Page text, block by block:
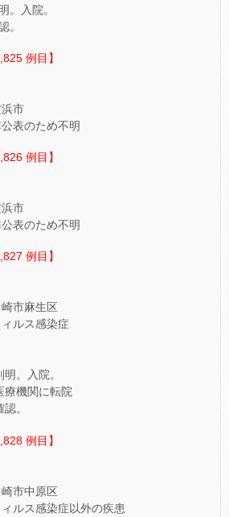
。入院。
。
例目】
市
表のため不明
例目】
市
表のため不明
例目】
市麻生区
ルス感染症
。入院。
療機関に転院
。
例目】
市中原区
ルス感染症以外の疾患